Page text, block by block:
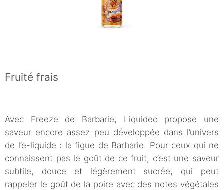
Fruité frais
Avec Freeze de Barbarie, Liquideo propose une
saveur encore assez peu développée dans l’univers
de l’e-liquide : la figue de Barbarie. Pour ceux qui ne
connaissent pas le goût de ce fruit, c’est une saveur
subtile, douce et légèrement sucrée, qui peut
rappeler le goût de la poire avec des notes végétales